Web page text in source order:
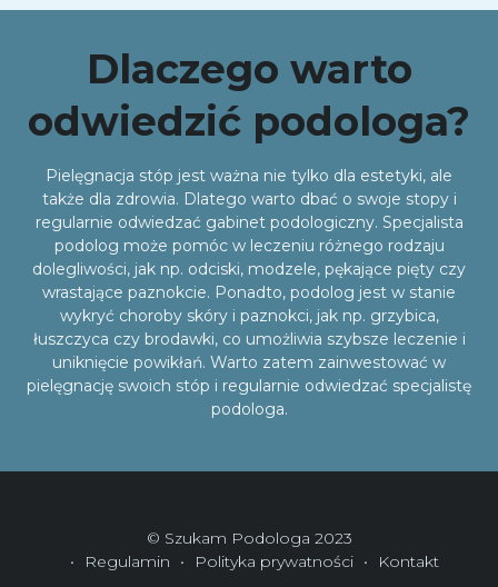
Dlaczego warto
odwiedzić podologa?
Pielęgnacja stóp jest ważna nie tylko dla estetyki, ale
także dla zdrowia. Dlatego warto dbać o swoje stopy i
regularnie odwiedzać gabinet podologiczny. Specjalista
podolog może pomóc w leczeniu różnego rodzaju
dolegliwości, jak np. odciski, modzele, pękające pięty czy
wrastające paznokcie. Ponadto, podolog jest w stanie
wykryć choroby skóry i paznokci, jak np. grzybica,
łuszczyca czy brodawki, co umożliwia szybsze leczenie i
uniknięcie powikłań. Warto zatem zainwestować w
pielęgnację swoich stóp i regularnie odwiedzać specjalistę
podologa.
© Szukam Podologa 2023
Regulamin
Polityka prywatności Kontakt